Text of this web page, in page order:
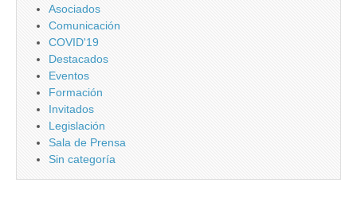
Asociados
Comunicación
COVID'19
Destacados
Eventos
Formación
Invitados
Legislación
Sala de Prensa
Sin categoría